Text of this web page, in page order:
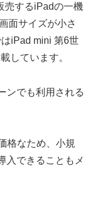
売するiPadの一機
面サイズが小さ
iPad mini 第6世
しています。
ンでも利用される
格なため、小規
入できることもメ